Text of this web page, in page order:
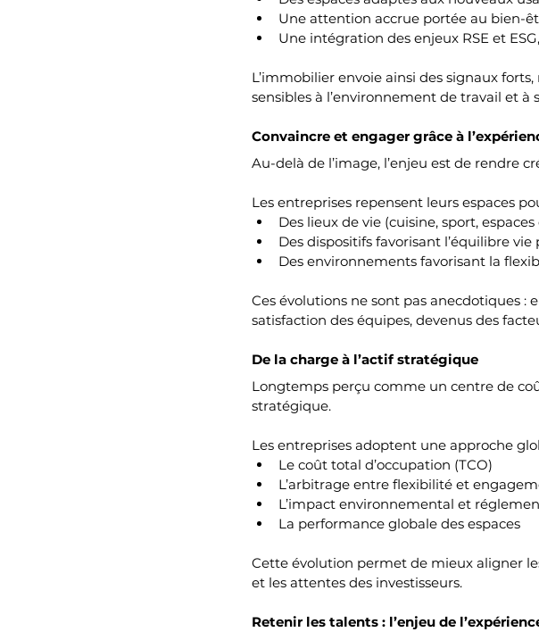
Une attention accrue portée au bien-
Une intégration des enjeux RSE et
L’immobilier envoie ainsi des signaux
sensibles à l’environnement de travail et à
Convaincre et engager grâce à
Au-delà de l’image, l’enjeu est de rendre
Les entreprises repensent leurs espaces
Des lieux de vie (cuisine, sport,
Des dispositifs favorisant l’équilibre vie
Des environnements favorisant la
Ces évolutions ne sont pas anecdotiques
satisfaction des équipes, devenus des
De la charge à l’actif stratégique
Longtemps perçu comme un centre de
stratégique.
Les entreprises adoptent une approche
Le coût total d’occupation (TCO)
L’arbitrage entre flexibilité et
L’impact environnemental et
La performance globale des espaces
Cette évolution permet de mieux aligner
et les attentes des investisseurs.
Retenir les talents : l’enjeu de